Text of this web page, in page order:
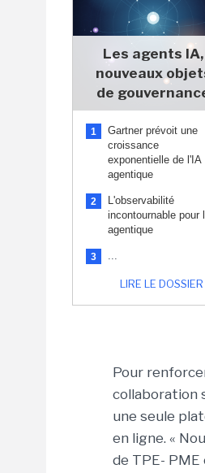
Les agents IA,
nouveaux
de
1
Gartner prévoit une
croissance
exponentielle de l'IA
agentique
2
L'observabilité
incontournable pour
agentique
3 ...
LIRE LE DOSSIER
Pour
collaboration
une seule
en ligne. «
de TPE-